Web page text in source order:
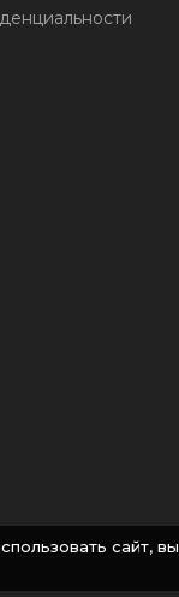
сайт, вы